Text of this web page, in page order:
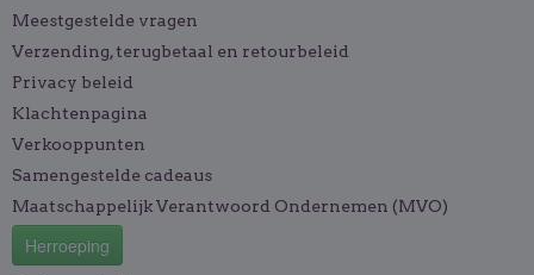
Meestgestelde vragen
Verzending, terugbetaal en retourbeleid
Privacy beleid
Klachtenpagina
Verkooppunten
Samengestelde cadeaus
Maatschappelijk Verantwoord Ondernemen (MVO)
Herroeping